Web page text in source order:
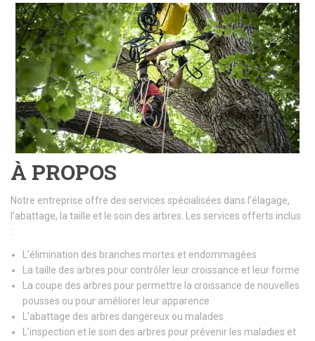
À PROPOS
Notre entreprise offre des services spécialisées dans l’élagage,
l’abattage, la taille et le soin des arbres. Les services offerts inclus
:
L’élimination des branches mortes et endommagées
La taille des arbres pour contrôler leur croissance et leur forme
La coupe des arbres pour permettre la croissance de nouvelles
pousses ou pour améliorer leur apparence
L’abattage des arbres dangereux ou malades
L’inspection et le soin des arbres pour prévenir les maladies et